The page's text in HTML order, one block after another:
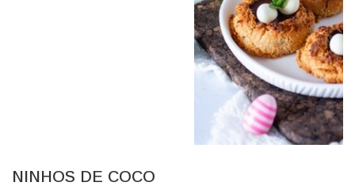
NINHOS DE COCO